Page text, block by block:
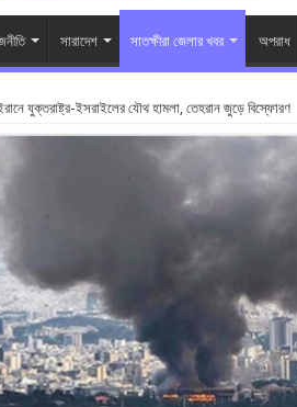
সারাদেশ সাতক্ষীরা জেলার খবর অপরাধ
যুক্তরাষ্ট্র-ইসরাইলের যৌথ হামলা, তেহরান জুড়ে বিস্ফোরণ